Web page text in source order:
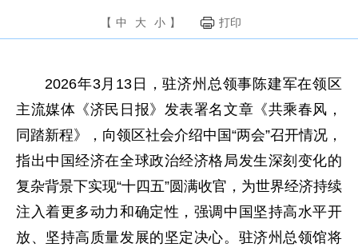
【 中 大 小 】 打印
2026年3月13日，驻济州总领事陈建军在领区
主流媒体《济民日报》发表署名文章《共乘春风，
同踏新程》，向领区社会介绍中国“两会”召开情况，
指出中国经济在全球政治经济格局发生深刻变化的
复杂背景下实现“十四五”圆满收官，为世界经济持续
注入着更多动力和确定性，强调中国坚持高水平开
放、坚持高质量发展的坚定决心。驻济州总领馆将